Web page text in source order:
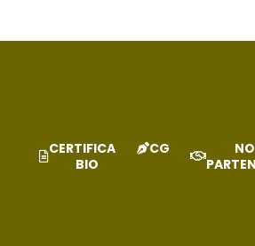
CERTIFICAT
BIO
CGV